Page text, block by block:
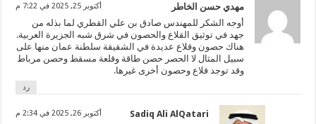
مهدي حسن الخاطر أكتوبر 25, 2025 في 7:22 م
أوجه الشكر للمهندس صادق بن علي القطري لما بذله من
جهد في توثيق القلاع والحصون في شرق شبه الجزيرة العربية.
هناك حصون وقلاع عديدة في الشقيقة سلطنة عمان منها على
سبيل المثال لا الحصر حصن طاقة وقلعة مسقط وحصن مرباط
وقد توجد قلاع وحصون أخرى غيرها.
رد
Sadiq Ali AlQatari أكتوبر 26, 2025 في 2:34 م